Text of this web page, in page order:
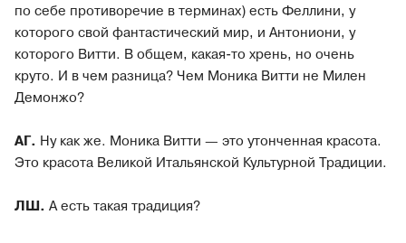
по себе противоречие в терминах) есть Феллини, у
которого свой фантастический мир, и Антониони, у
которого Витти. В общем, какая-то хрень, но очень
круто. И в чем разница? Чем Моника Витти не Милен
Демонжо?
АГ. Ну как же. Моника Витти — это утонченная красота.
Это красота Великой Итальянской Культурной Традиции.
ЛШ. А есть такая традиция?